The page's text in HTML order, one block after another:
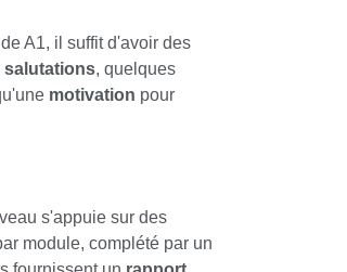
A1, il suffit d'avoir des
salutations, quelques
motivation pour
s'appuie sur des
module, complété par un